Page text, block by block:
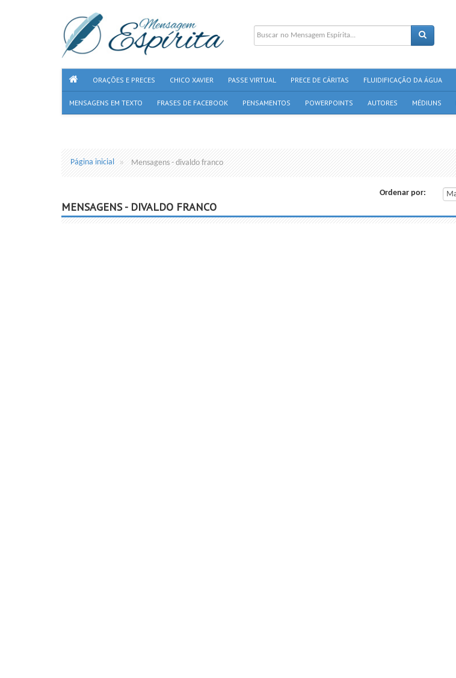
ORAÇÕES E PRECES CHICO XAVIER PASSE VIRTUAL PRECE DE CÁRITAS FLUIDIFICAÇÃO DA ÁGUA
MENSAGENS EM TEXTO FRASES DE FACEBOOK PENSAMENTOS POWERPOINTS AUTORES MÉDIUNS
Página inicial Mensagens - divaldo franco
Ordenar por:
MENSAGENS - DIVALDO FRANCO